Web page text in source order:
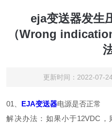
eja变送器发生
（Wrong
更新时间：2022-
01、 EJA变送器电源是否正常
解决办法：如果小于12VDC